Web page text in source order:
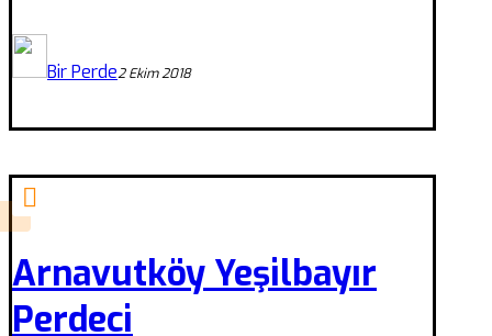
Bir Perde2 Ekim 2018
Arnavutköy Yeşilbayır
Perdeci